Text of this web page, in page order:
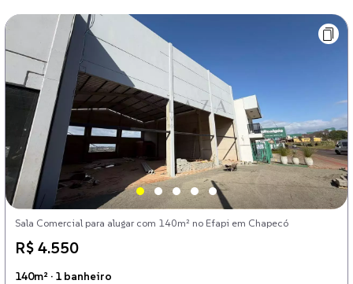
Sala Comercial para alugar com 140m² no Efapi em Chapecó
R$ 4.550
140m² · 1 banheiro